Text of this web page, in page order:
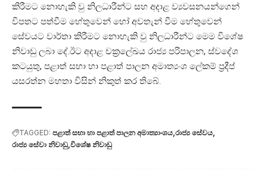
කිරීමට නොහැකි වු නිලධාරීන්ට සහ අදාළ ව්‍යවසනයන්ගෙන්
විපතට පත්වීම හේතුවෙන් හෝ අවතැන් වීම හේතුවෙන්
සේවයට වාර්තා කිරීමට නොහැකි වු නිලධාරීන්ට මෙම විශේෂ
නිවාඩු ලබා දේ.ඊට අදාළ චක්‍රලේඛය රාජ්‍ය පරිපාලන, ස්වදේශ
කටයුතු, පළාත් සභා හා පළාත් පාලන අමාත්‍යංශ ලේකම් ප්‍රදීප්
යසරත්න මහතා විසින් නිකුත් කර තිබේ.
TAGGED: පළාත් සභා හා පළාත් පාලන අමාත්‍යාංශය රාජ්‍ය සේවය
රාජ්‍ය සේවා නිවාඩු විශේෂ නිවාඩු